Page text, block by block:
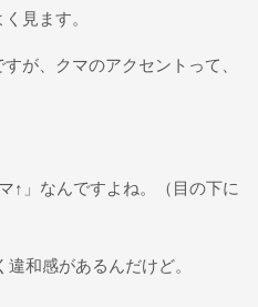
見ます。
が、クマのアクセントって、
↑」なんですよね。（目の下に
和感があるんだけど。